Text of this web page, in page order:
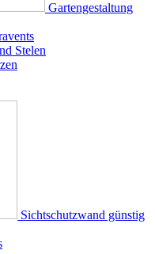
Gartengestaltung
Stelen
Sichtschutzwand günstig